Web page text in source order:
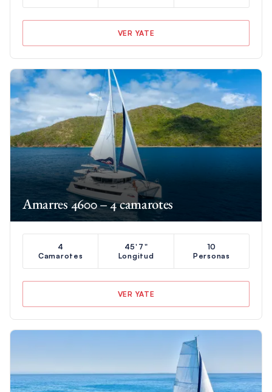
VER YATE
Amarres 4600 – 4 camarotes
4
Camarotes
45'7"
Longitud
10
Personas
VER YATE